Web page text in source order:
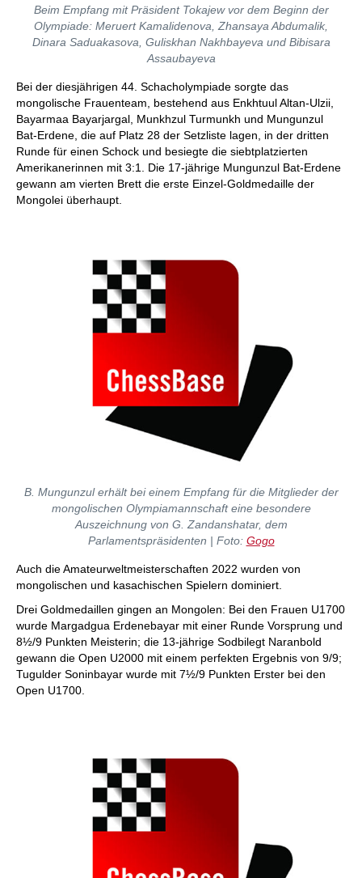
Beim Empfang mit Präsident Tokajew vor dem Beginn der
Olympiade: Meruert Kamalidenova, Zhansaya Abdumalik,
Dinara Saduakasova, Guliskhan Nakhbayeva und Bibisara
Assaubayeva
Bei der diesjährigen 44. Schacholympiade sorgte das
mongolische Frauenteam, bestehend aus Enkhtuul Altan-Ulzii,
Bayarmaa Bayarjargal, Munkhzul Turmunkh und Mungunzul
Bat-Erdene, die auf Platz 28 der Setzliste lagen, in der dritten
Runde für einen Schock und besiegte die siebtplatzierten
Amerikanerinnen mit 3:1. Die 17-jährige Mungunzul Bat-Erdene
gewann am vierten Brett die erste Einzel-Goldmedaille der
Mongolei überhaupt.
B. Mungunzul erhält bei einem Empfang für die Mitglieder der
mongolischen Olympiamannschaft eine besondere
Auszeichnung von G. Zandanshatar, dem
Parlamentspräsidenten | Foto: Gogo
Auch die Amateurweltmeisterschaften 2022 wurden von
mongolischen und kasachischen Spielern dominiert.
Drei Goldmedaillen gingen an Mongolen: Bei den Frauen U1700
wurde Margadgua Erdenebayar mit einer Runde Vorsprung und
8½/9 Punkten Meisterin; die 13-jährige Sodbilegt Naranbold
gewann die Open U2000 mit einem perfekten Ergebnis von 9/9;
Tugulder Soninbayar wurde mit 7½/9 Punkten Erster bei den
Open U1700.